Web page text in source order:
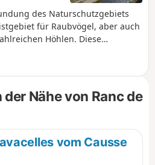
des Naturschutzgebiets
für Raubvögel, aber auch
Höhlen. Diese
Großteil der Cevennen im
sehenswert sind die
der Baume Clauside, der
mit einem 360°-Panorama vom
Aigoual und ein kleiner
des Dorfes am Ende der Tour.
Nähe von Ranc de
vom Causse